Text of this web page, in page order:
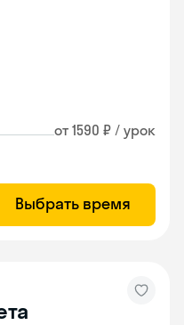
от 1590 ₽ / урок
Выбрать время